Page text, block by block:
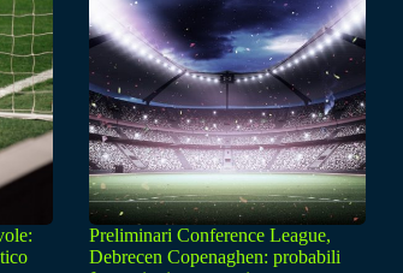
Preliminari Conference League,
Debrecen Copenaghen: probabili